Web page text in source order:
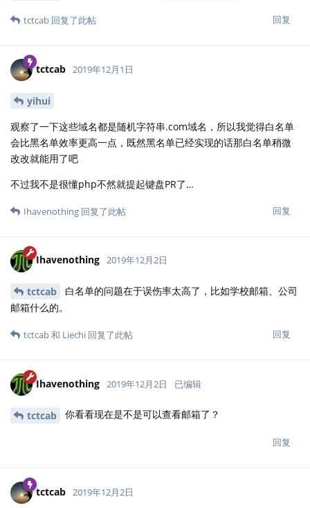
回复
tctcab 回复了此帖
tctcab 2019年12月1日
yihui
观察了一下这些域名都是随机字符串.com域名，所以我觉得白名单
会比黑名单效率更高一点，既然黑名单已经实现的话那白名单稍微
改改就能用了吧
不过我不是很懂php不然就提起键盘PR了…
回复
Ihavenothing 回复了此帖
Ihavenothing 2019年12月2日
tctcab
白名单的问题在于误伤率太高了，比如学校邮箱、公司
邮箱什么的。
回复
tctcab和 Liechi 回复了此帖
Ihavenothing 2019年12月2日 已编辑
tctcab 你看看现在是不是可以查看邮箱了？
回复
tctcab 2019年12月2日